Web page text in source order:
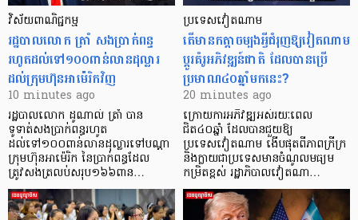
វិស័យ​ពាណិជ្ជកម្ម
រដ្ឋបាលលោក ត្រាំ សងប្រាក់ពន្ធ
រហូតដល់ទៅ១០០ពាន់លានដុល្លារ
ដល់ក្រុមហ៊ុនអាម៉េរិកវិញ
10 minutes ago
រដ្ឋបាលលោក ដូណាល់ ត្រាំ បាន​
ទូទាត់សងប្រាក់ពន្ធរហូត
ដល់ទៅ១០០ពាន់លានដុល្លារទៅបណ្ដា
ក្រុមហ៊ុនអាម៉េរិក នៃប្រាក់ពន្ធដែល
ត្រូវសងត្រលប់សរុប១៦៦ពាន…
ប្រទេសវៀតណាម
តើមានកត្តាចម្បងអ្វីជំរុញឱ្យវៀតណាម
ប្តូរគំរូអភិវឌ្ឍន៍ជាតិ ដែលបានប្រើ
ប្រមាណ៤០ឆ្នាំមកនេះ?
20 minutes ago
ក្រោយការអភិវឌ្ឍអស់រយៈពេល
ជិត៤០ឆ្នាំ ដែលបានជួយឱ្យ​
ប្រទេសវៀតណាម ងើប​ផុតពីភាពក្រីក្រ
និងក្លាយជាប្រទេសមានចំណូលមធ្យម
កម្រិតខ្ពស់ រដ្ឋាភិបាលវៀតណា…